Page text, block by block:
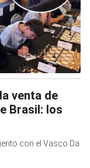
venta de
Brasil: los
con el Vasco Da